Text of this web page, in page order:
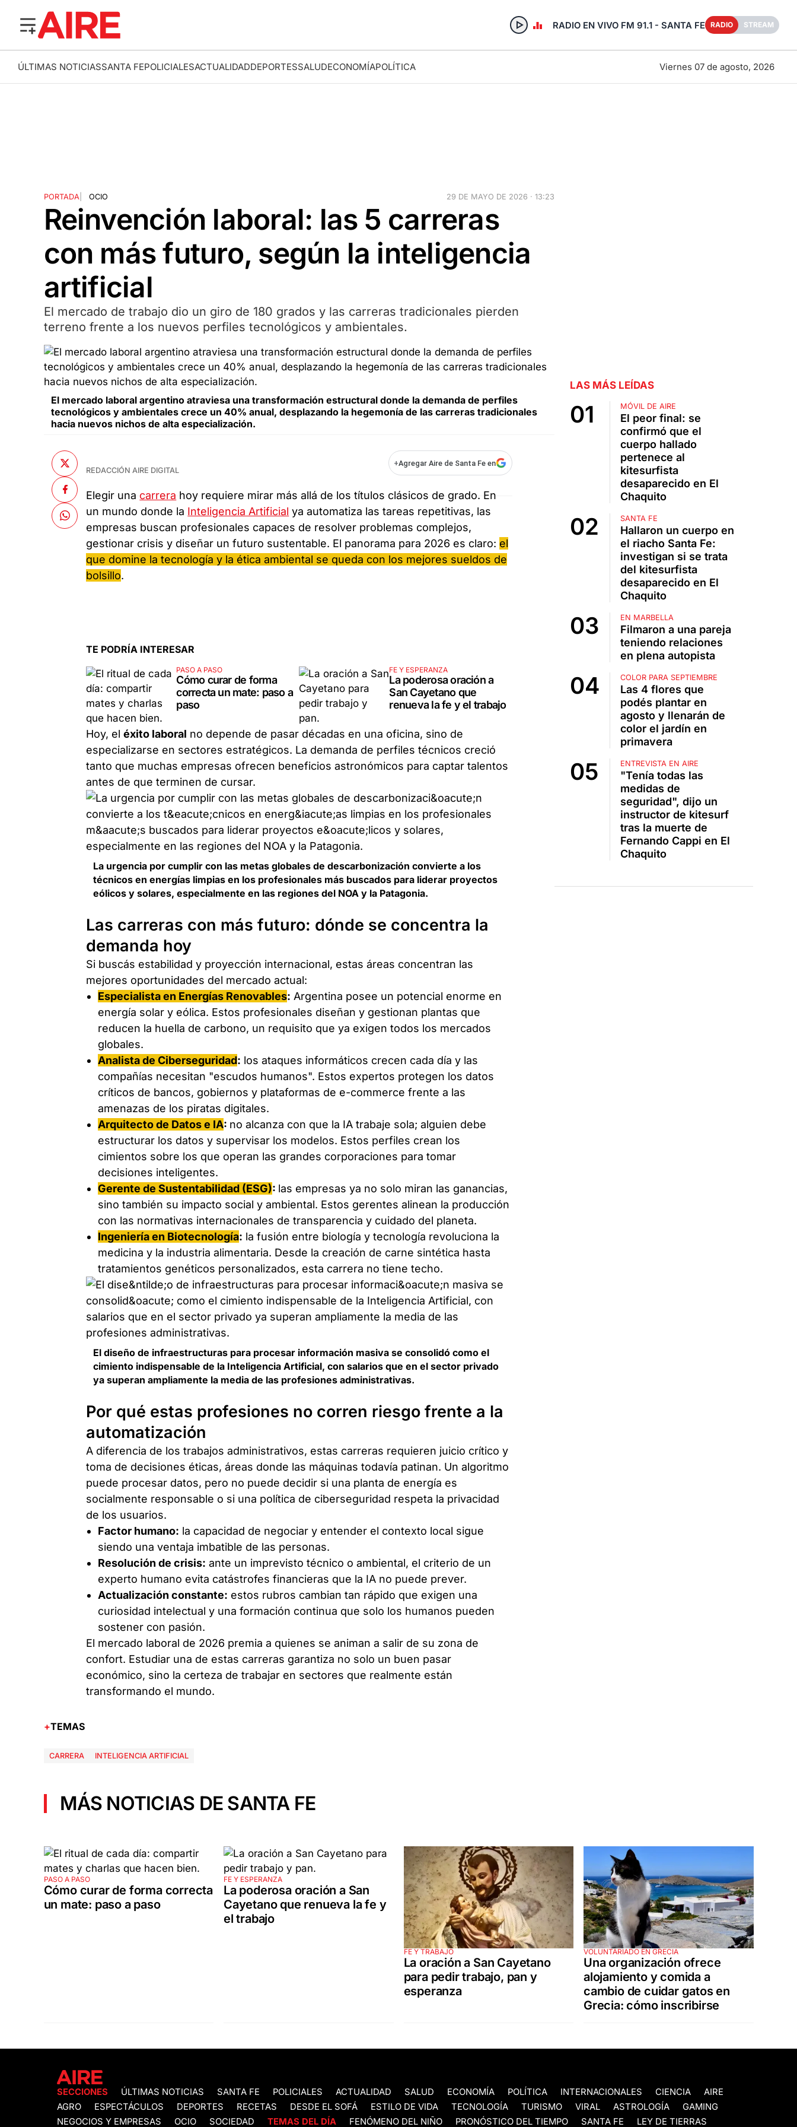
RADIO EN VIVO FM 91.1 - SANTA FE RADIO STREAM
ÚLTIMAS NOTICIASSANTA FEPOLICIALESACTUALIDADDEPORTESSALUDECONOMÍAPOLÍTICA Viernes 07 de agosto, 2026
PORTADA| OCIO 29 DE MAYO DE 2026 · 13:23
Reinvención laboral: las 5 carreras
con más futuro, según la inteligencia
artificial
El mercado de trabajo dio un giro de 180 grados y las carreras tradicionales pierden
terreno frente a los nuevos perfiles tecnológicos y ambientales.
El mercado laboral argentino atraviesa una transformación estructural donde la demanda de perfiles
tecnológicos y ambientales crece un 40% anual, desplazando la hegemonía de las carreras tradicionales
hacia nuevos nichos de alta especialización.
REDACCIÓN AIRE DIGITAL
+Agregar Aire de Santa Fe en
Elegir una carrera hoy requiere mirar más allá de los títulos clásicos de grado. En
un mundo donde la Inteligencia Artificial ya automatiza las tareas repetitivas, las
empresas buscan profesionales capaces de resolver problemas complejos,
gestionar crisis y diseñar un futuro sustentable. El panorama para 2026 es claro: el
que domine la tecnología y la ética ambiental se queda con los mejores sueldos de
bolsillo.
TE PODRÍA INTERESAR
PASO A PASO
Cómo curar de forma
correcta un mate: paso a
paso
FE Y ESPERANZA
La poderosa oración a
San Cayetano que
renueva la fe y el trabajo
Hoy, eléxito laboral no depende de pasar décadas en una oficina, sino de
especializarse en sectores estratégicos. La demanda de perfiles técnicos creció
tanto que muchas empresas ofrecen beneficios astronómicos para captar talentos
antes de que terminen de cursar.
La urgencia por cumplir con las metas globales de descarbonización convierte a los
técnicos en energías limpias en los profesionales más buscados para liderar proyectos
eólicos y solares, especialmente en las regiones del NOA y la Patagonia.
Las carreras con más futuro: dónde se concentra la
demanda hoy
Si buscás estabilidad y proyección internacional, estas áreas concentran las
mejores oportunidades del mercado actual:
Especialista en Energías Renovables: Argentina posee un potencial enorme en
energía solar y eólica. Estos profesionales diseñan y gestionan plantas que
reducen la huella de carbono, un requisito que ya exigen todos los mercados
globales.
Analista de Ciberseguridad: los ataques informáticos crecen cada día y las
compañías necesitan "escudos humanos". Estos expertos protegen los datos
críticos de bancos, gobiernos y plataformas de e-commerce frente a las
amenazas de los piratas digitales.
Arquitecto de Datos e IA: no alcanza con que la IA trabaje sola; alguien debe
estructurar los datos y supervisar los modelos. Estos perfiles crean los
cimientos sobre los que operan las grandes corporaciones para tomar
decisiones inteligentes.
Gerente de Sustentabilidad (ESG): las empresas ya no solo miran las ganancias,
sino también su impacto social y ambiental. Estos gerentes alinean la producción
con las normativas internacionales de transparencia y cuidado del planeta.
Ingeniería en Biotecnología: la fusión entre biología y tecnología revoluciona la
medicina y la industria alimentaria. Desde la creación de carne sintética hasta
tratamientos genéticos personalizados, esta carrera no tiene techo.
El diseño de infraestructuras para procesar información masiva se consolidó como el
cimiento indispensable de la Inteligencia Artificial, con salarios que en el sector privado
ya superan ampliamente la media de las profesiones administrativas.
Por qué estas profesiones no corren riesgo frente a la
automatización
A diferencia de los trabajos administrativos, estas carreras requieren juicio crítico y
toma de decisiones éticas, áreas donde las máquinas todavía patinan. Un algoritmo
puede procesar datos, pero no puede decidir si una planta de energía es
socialmente responsable o si una política de ciberseguridad respeta la privacidad
de los usuarios.
Factor humano: la capacidad de negociar y entender el contexto local sigue
siendo una ventaja imbatible de las personas.
Resolución de crisis: ante un imprevisto técnico o ambiental, el criterio de un
experto humano evita catástrofes financieras que la IA no puede prever.
Actualización constante: estos rubros cambian tan rápido que exigen una
curiosidad intelectual y una formación continua que solo los humanos pueden
sostener con pasión.
El mercado laboral de 2026 premia a quienes se animan a salir de su zona de
confort. Estudiar una de estas carreras garantiza no solo un buen pasar
económico, sino la certeza de trabajar en sectores que realmente están
transformando el mundo.
LAS MÁS LEÍDAS
MÓVIL DE AIRE
El peor final: se
confirmó que el
cuerpo hallado
pertenece al
kitesurfista
desaparecido en El
Chaquito
SANTA FE
Hallaron un cuerpo en
el riacho Santa Fe:
investigan si se trata
del kitesurfista
desaparecido en El
Chaquito
EN MARBELLA
Filmaron a una pareja
teniendo relaciones
en plena autopista
COLOR PARA SEPTIEMBRE
Las 4 flores que
podés plantar en
agosto y llenarán de
color el jardín en
primavera
ENTREVISTA EN AIRE
"Tenía todas las
medidas de
seguridad", dijo un
instructor de kitesurf
tras la muerte de
Fernando Cappi en El
Chaquito
TEMAS
CARRERA INTELIGENCIA ARTIFICIAL
MÁS NOTICIAS DE SANTA FE
PASO A PASO
Cómo curar de forma correcta
un mate: paso a paso
FE Y ESPERANZA
La poderosa oración a San
Cayetano que renueva la fe y
el trabajo
FE Y TRABAJO
La oración a San Cayetano
para pedir trabajo, pan y
esperanza
VOLUNTARIADO EN GRECIA
Una organización ofrece
alojamiento y comida a
cambio de cuidar gatos en
Grecia: cómo inscribirse
SECCIONES ÚLTIMAS NOTICIAS SANTA FE POLICIALES ACTUALIDAD SALUD ECONOMÍA POLÍTICA INTERNACIONALES CIENCIA
AIRE
AGRO
ESPECTÁCULOS DEPORTES RECETAS DESDE EL SOFÁ ESTILO DE VIDA TECNOLOGÍA TURISMO VIRAL ASTROLOGÍA
GAMING
NEGOCIOS Y EMPRESAS
OCIO SOCIEDAD TEMAS DEL DÍA FENÓMENO DEL NIÑO PRONÓSTICO DEL TIEMPO SANTA FE LEY DE TIERRAS